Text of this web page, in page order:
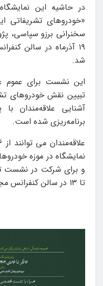
در حاشیه این
«خودروهای تشریفاتی
سخنرانی برزو سپاسی،
۱۹ آذرماه در سالن
شد.
این نشست برای عموم
تبیین نقش خودروهای
آشنایی علاقه‌مندان
برنامه‌ریزی شده است.
نمایشگاه در موزه
تا ۱۳ در سالن کنفرانس مجموعه حضور به هم رسانند.